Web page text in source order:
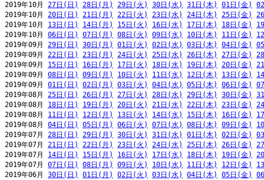
2019年10月 27日(日) 28日(月) 29日(火) 30日(水) 31日(木) 01日(金)
2019年10月 20日(日) 21日(月) 22日(火) 23日(水) 24日(木) 25日(金)
2019年10月 13日(日) 14日(月) 15日(火) 16日(水) 17日(木) 18日(金)
2019年10月 06日(日) 07日(月) 08日(火) 09日(水) 10日(木) 11日(金)
2019年09月 29日(日) 30日(月) 01日(火) 02日(水) 03日(木) 04日(金)
2019年09月 22日(日) 23日(月) 24日(火) 25日(水) 26日(木) 27日(金)
2019年09月 15日(日) 16日(月) 17日(火) 18日(水) 19日(木) 20日(金)
2019年09月 08日(日) 09日(月) 10日(火) 11日(水) 12日(木) 13日(金)
2019年09月 01日(日) 02日(月) 03日(火) 04日(水) 05日(木) 06日(金)
2019年08月 25日(日) 26日(月) 27日(火) 28日(水) 29日(木) 30日(金)
2019年08月 18日(日) 19日(月) 20日(火) 21日(水) 22日(木) 23日(金)
2019年08月 11日(日) 12日(月) 13日(火) 14日(水) 15日(木) 16日(金)
2019年08月 04日(日) 05日(月) 06日(火) 07日(水) 08日(木) 09日(金)
2019年07月 28日(日) 29日(月) 30日(火) 31日(水) 01日(木) 02日(金)
2019年07月 21日(日) 22日(月) 23日(火) 24日(水) 25日(木) 26日(金)
2019年07月 14日(日) 15日(月) 16日(火) 17日(水) 18日(木) 19日(金)
2019年07月 07日(日) 08日(月) 09日(火) 10日(水) 11日(木) 12日(金)
2019年06月 30日(日) 01日(月) 02日(火) 03日(水) 04日(木) 05日(金)